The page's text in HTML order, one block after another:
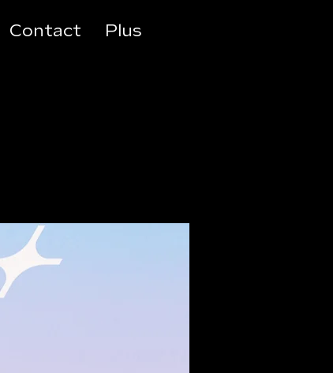
Contact Plus